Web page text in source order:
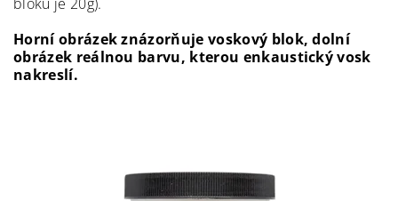
Horní obrázek znázorňuje voskový blok, dolní
obrázek reálnou barvu, kterou enkaustický vosk
nakreslí.